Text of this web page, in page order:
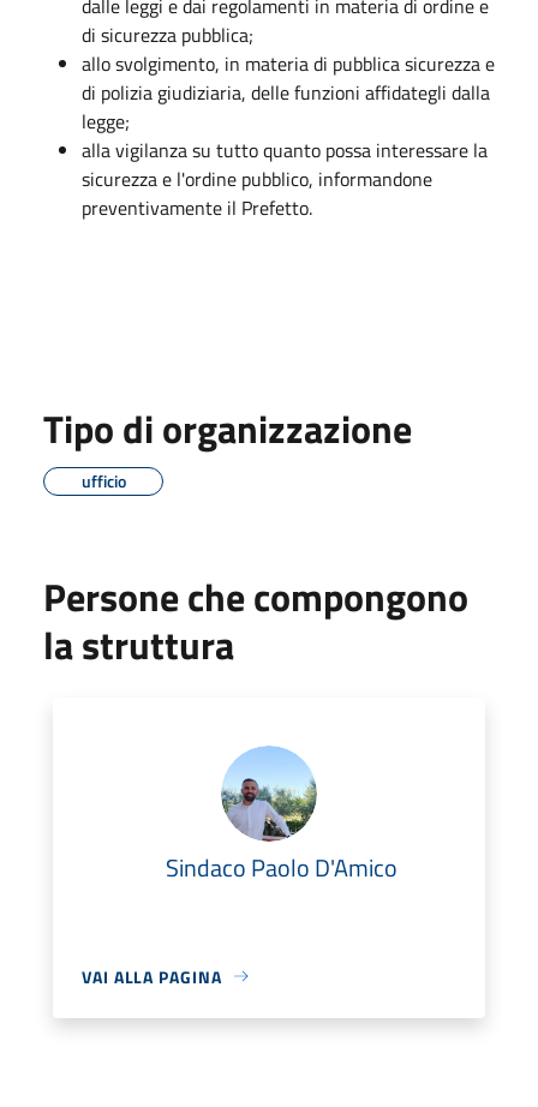
di sicurezza pubblica;
allo svolgimento, in materia di pubblica sicurezza e
di polizia giudiziaria, delle funzioni affidategli dalla
legge;
alla vigilanza su tutto quanto possa interessare la
sicurezza e l'ordine pubblico, informandone
preventivamente il Prefetto.
Tipo di organizzazione
ufficio
Persone che compongono
la struttura
Sindaco Paolo D'Amico
VAI ALLA PAGINA